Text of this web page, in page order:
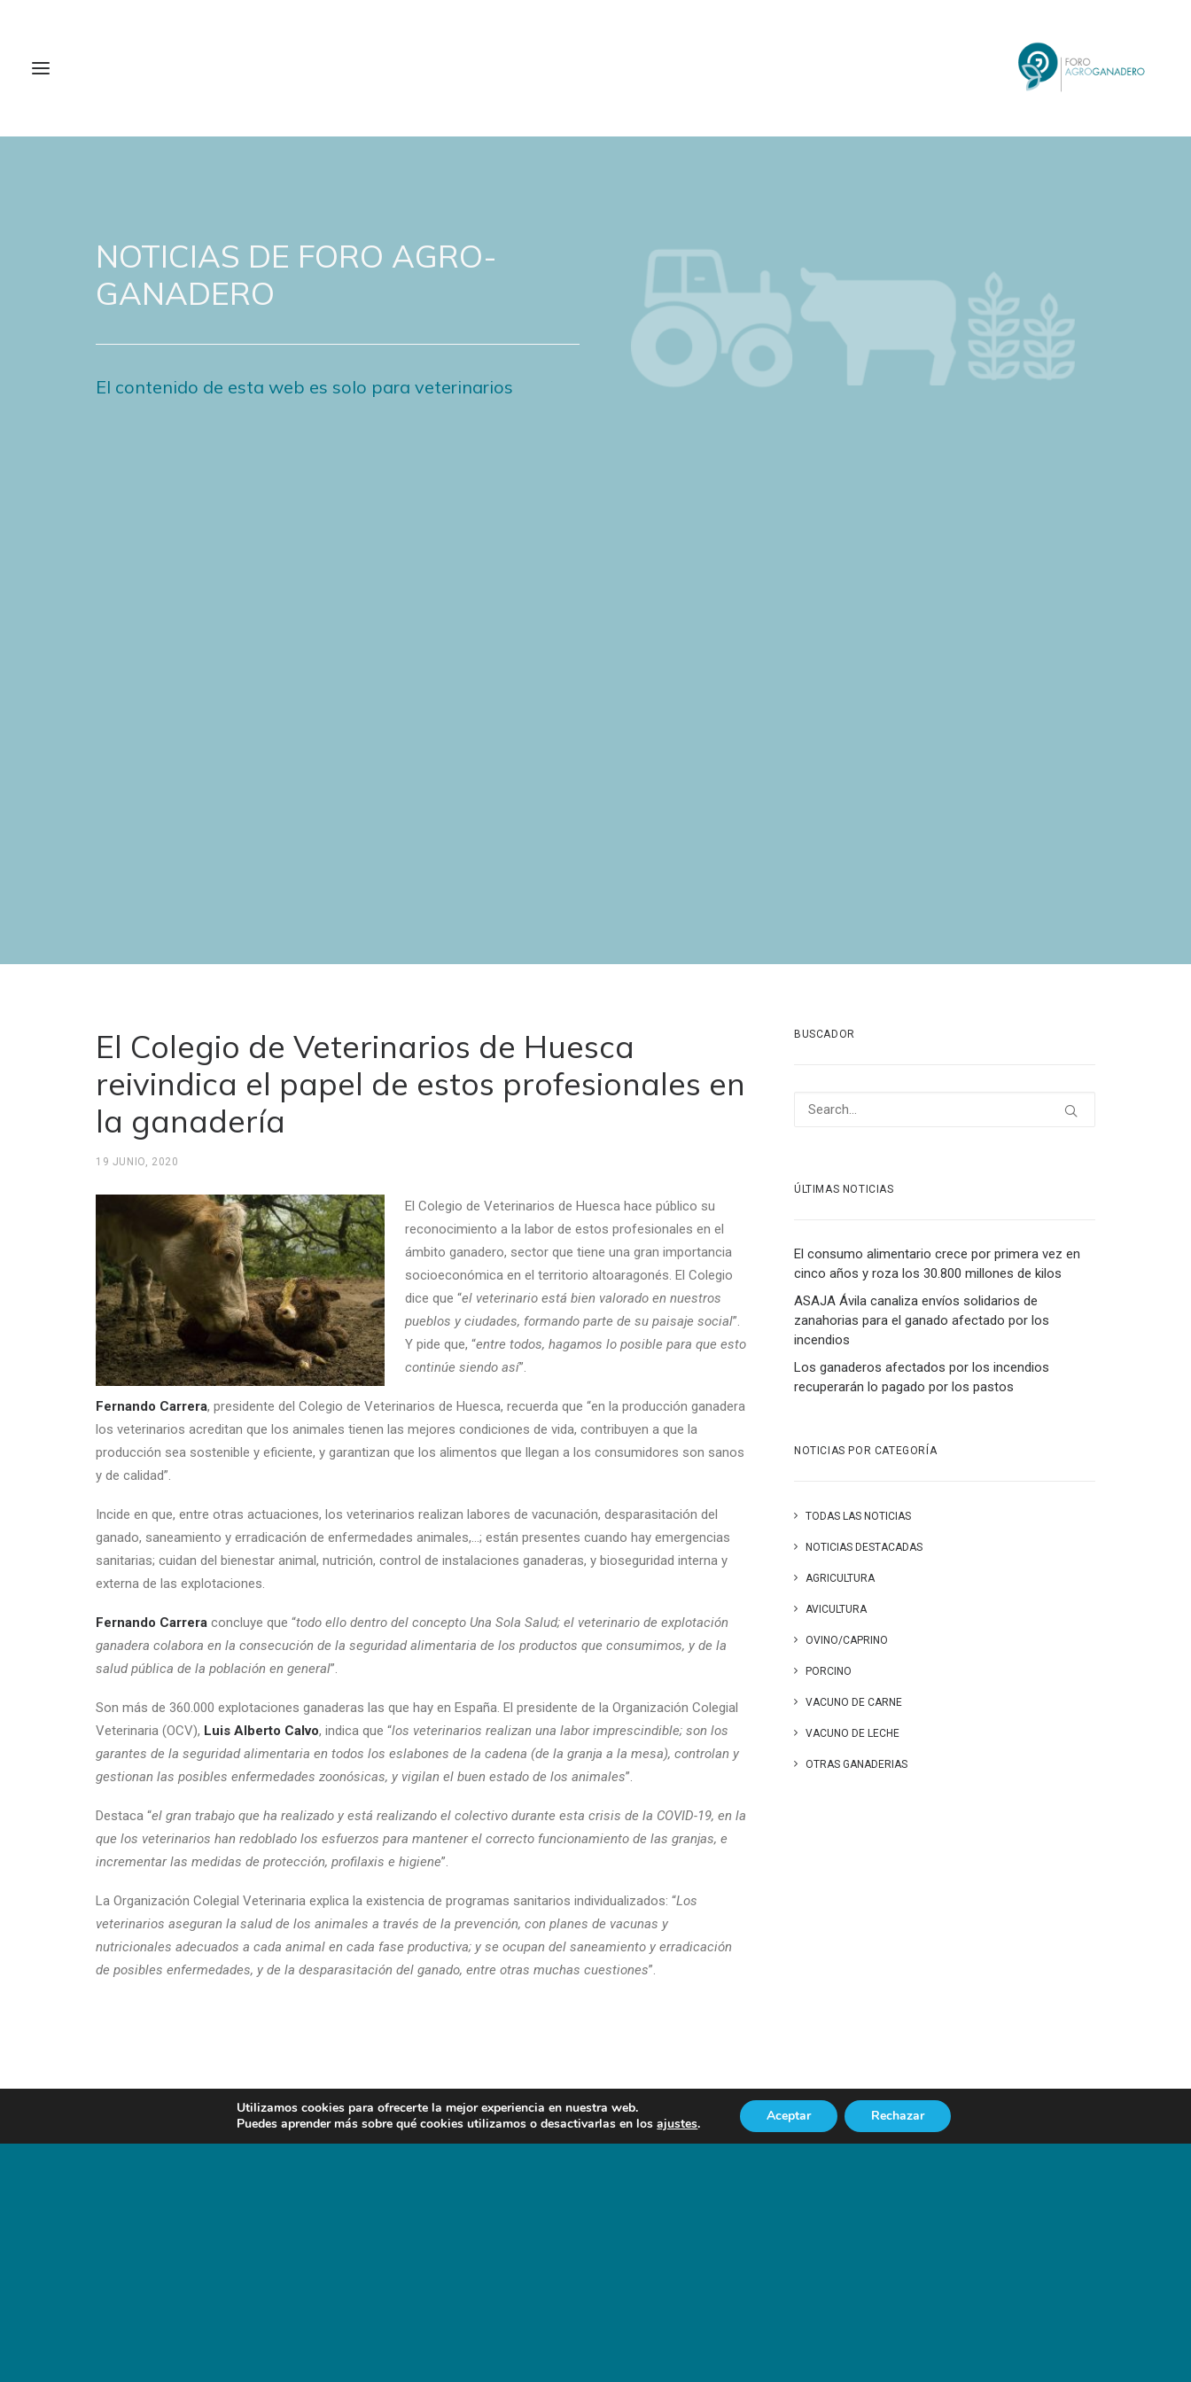
NOTICIAS DE FORO AGRO-
GANADERO
El contenido de esta web es solo para veterinarios
El Colegio de Veterinarios de Huesca
reivindica el papel de estos profesionales en
la ganadería
19 JUNIO, 2020
El Colegio de Veterinarios de Huesca hace público su
reconocimiento a la labor de estos profesionales en el
ámbito ganadero, sector que tiene una gran importancia
socioeconómica en el territorio altoaragonés. El Colegio
dice que “el veterinario está bien valorado en nuestros
pueblos y ciudades, formando parte de su paisaje social”.
Y pide que, “entre todos, hagamos lo posible para que esto
continúe siendo así”.
Fernando Carrera, presidente del Colegio de Veterinarios de Huesca, recuerda que “en la producción ganadera
los veterinarios acreditan que los animales tienen las mejores condiciones de vida, contribuyen a que la
producción sea sostenible y eficiente, y garantizan que los alimentos que llegan a los consumidores son sanos
y de calidad”.
Incide en que, entre otras actuaciones, los veterinarios realizan labores de vacunación, desparasitación del
ganado, saneamiento y erradicación de enfermedades animales,…; están presentes cuando hay emergencias
sanitarias; cuidan del bienestar animal, nutrición, control de instalaciones ganaderas, y bioseguridad interna y
externa de las explotaciones.
Fernando Carrera concluye que “todo ello dentro del concepto Una Sola Salud; el veterinario de explotación
ganadera colabora en la consecución de la seguridad alimentaria de los productos que consumimos, y de la
salud pública de la población en general”.
Son más de 360.000 explotaciones ganaderas las que hay en España. El presidente de la Organización Colegial
Veterinaria (OCV), Luis Alberto Calvo, indica que “los veterinarios realizan una labor imprescindible; son los
garantes de la seguridad alimentaria en todos los eslabones de la cadena (de la granja a la mesa), controlan y
gestionan las posibles enfermedades zoonósicas, y vigilan el buen estado de los animales”.
Destaca “el gran trabajo que ha realizado y está realizando el colectivo durante esta crisis de la COVID-19, en la
que los veterinarios han redoblado los esfuerzos para mantener el correcto funcionamiento de las granjas, e
incrementar las medidas de protección, profilaxis e higiene”.
La Organización Colegial Veterinaria explica la existencia de programas sanitarios individualizados: “Los
veterinarios aseguran la salud de los animales a través de la prevención, con planes de vacunas y
nutricionales adecuados a cada animal en cada fase productiva; y se ocupan del saneamiento y erradicación
de posibles enfermedades, y de la desparasitación del ganado, entre otras muchas cuestiones”.
BUSCADOR
ÚLTIMAS NOTICIAS
El consumo alimentario crece por primera vez en
cinco años y roza los 30.800 millones de kilos
ASAJA Ávila canaliza envíos solidarios de
zanahorias para el ganado afectado por los
incendios
Los ganaderos afectados por los incendios
recuperarán lo pagado por los pastos
NOTICIAS POR CATEGORÍA
TODAS LAS NOTICIAS
NOTICIAS DESTACADAS
AGRICULTURA
AVICULTURA
OVINO/CAPRINO
PORCINO
VACUNO DE CARNE
VACUNO DE LECHE
OTRAS GANADERIAS
Utilizamos cookies para ofrecerte la mejor experiencia en nuestra web.
Puedes aprender más sobre qué cookies utilizamos o desactivarlas en losajustes. Aceptar Rechazar